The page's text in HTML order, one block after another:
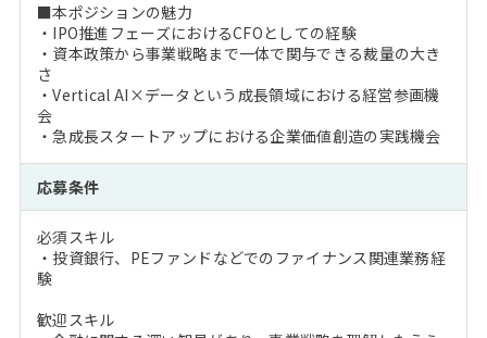
■本ポジションの魅力
・IPO推進フェーズにおけるCFOとしての経験
・資本政策から事業戦略まで一体で関与できる裁量の大き
さ
・Vertical AI×データという成長領域における経営参画機
会
・急成長スタートアップにおける企業価値創造の実践機会
応募条件
必須スキル
・投資銀行、PEファンドなどでのファイナンス関連業務経
験
歓迎スキル